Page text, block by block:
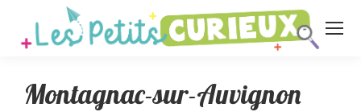
Montagnac-sur-Auvignon